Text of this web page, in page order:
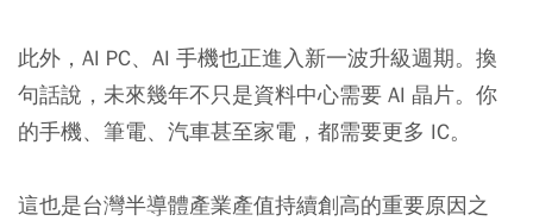
此外，AI PC、AI 手機也正進入新一波升級週期。換
句話說，未來幾年不只是資料中心需要 AI 晶片。你
的手機、筆電、汽車甚至家電，都需要更多 IC。
這也是台灣半導體產業產值持續創高的重要原因之